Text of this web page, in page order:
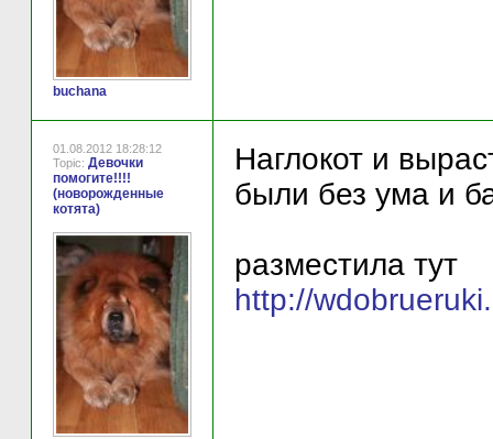
buchana
01.08.2012 18:28:12
Topic: Девочки
помогите!!!!
(новорожденные
котята)
Наглокот и
были без ума и
разместила тут
http://